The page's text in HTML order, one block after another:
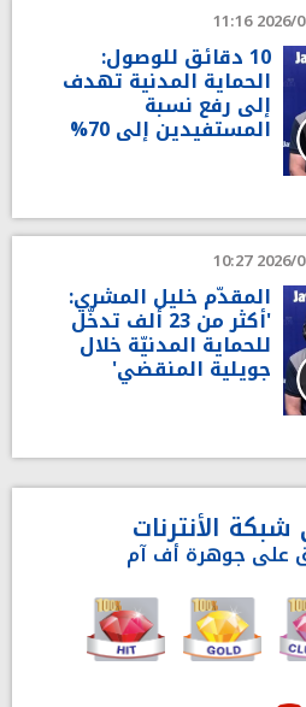
2026/08/
10 دقائق للوصول:
الحماية المدنية تهدف
إلى رفع نسبة
المستفيدين إلى 70%
2026/08/
المقدّم خليل المشري:
'أكثر من 23 ألف تدخّل
للحماية المدنيّة خلال
جويلية المنقضي'
الأنترنات
على جوهرة أف آم